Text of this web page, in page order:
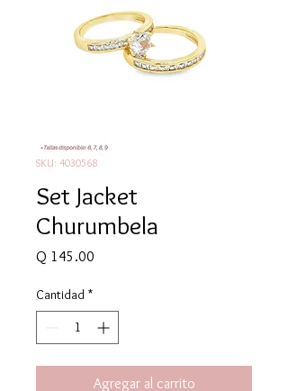
SKU: 4030568
Set Jacket
Churumbela
Q 145.00
Cantidad *
Agregar al carrito